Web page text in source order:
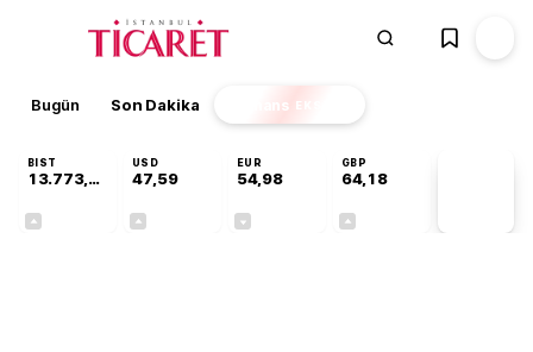
Bugün Son Dakika Finans EKSTRA
BIST
13.773,24
USD
47,59
EUR
54,98
GBP
64,18